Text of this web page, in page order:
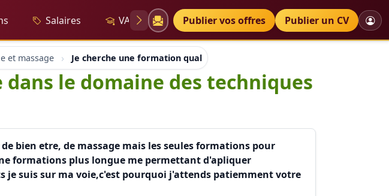
Salaires VAE Diplômes Petites annonces
Publier vos offres Publier un CV
et massage Je cherche une formation qualifiante dans le domaine des techniques de
le domaine des techniques
bien etre, de massage mais les seules formations pour
formations plus longue me permettant d'apliquer
suis sur ma voie,c'est pourquoi j'attends patiemment votre